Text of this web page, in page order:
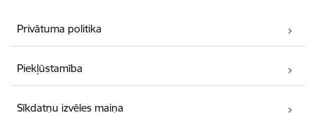
Privātuma politika
Piekļūstamība
Sīkdatņu izvēles maiņa